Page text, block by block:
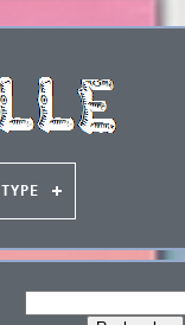
TYPE